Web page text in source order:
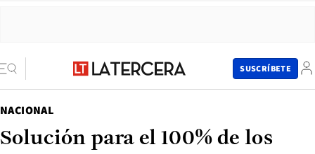
SUSCRÍBETE
NACIONAL
Solución para el 100% de los